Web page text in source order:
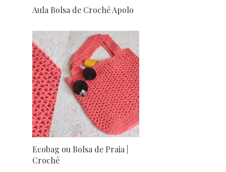
Aula Bolsa de Crochê Apolo
Ecobag ou Bolsa de Praia |
Crochê